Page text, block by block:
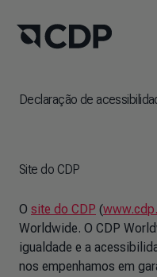
Declaração de
Site do CDP
O site do CDP (
Worldwide. O CDP
igualdade e a
nos empenhamos em